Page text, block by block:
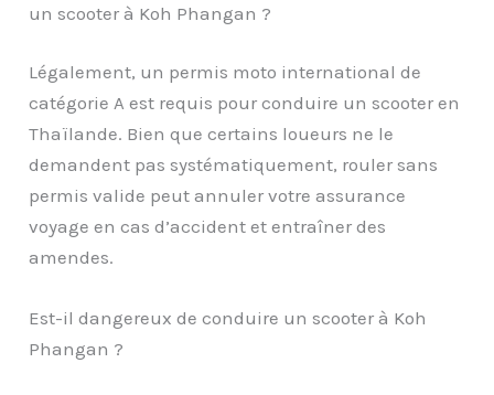
un scooter à Koh Phangan ?
Légalement, un permis moto international de
catégorie A est requis pour conduire un scooter en
Thaïlande. Bien que certains loueurs ne le
demandent pas systématiquement, rouler sans
permis valide peut annuler votre assurance
voyage en cas d’accident et entraîner des
amendes.
Est-il dangereux de conduire un scooter à Koh
Phangan ?